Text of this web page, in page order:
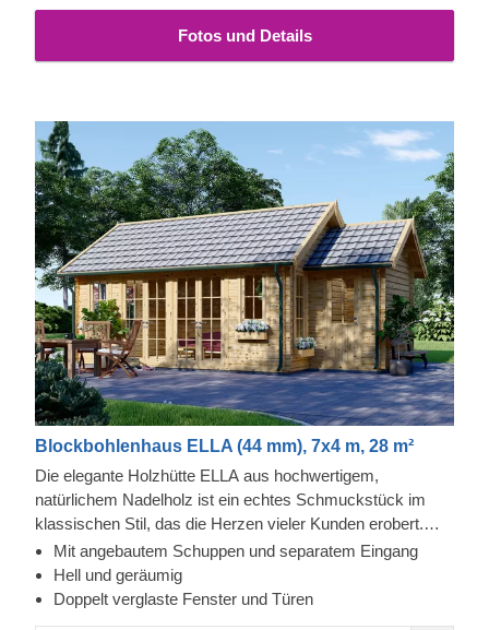
Fotos und Details
Blockbohlenhaus ELLA (44 mm), 7x4 m, 28 m²
Die elegante Holzhütte ELLA aus hochwertigem,
natürlichem Nadelholz ist ein echtes Schmuckstück im
klassischen Stil, das die Herzen vieler Kunden erobert.
Robust und zuverlässig gebaut, wird Ihnen dieses
traumhafte Design viele Jahre Qualität und Komfort bieten.
Eines der besonderen Akzente des Hauses, das
Mit angebautem Schuppen und separatem Eingang
Hell und geräumig
Doppelt verglaste Fenster und Türen